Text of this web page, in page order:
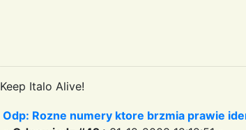
Keep Italo Alive!
Odp: Rozne numery ktore brzmia prawie